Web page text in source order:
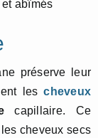
préserve leur
lescheveux
capillaire. Ce
cheveux secs